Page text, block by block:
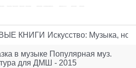
КНИГИ Искусствo: Музыка,
в музыке Популярная муз.
для ДМШ - 2015